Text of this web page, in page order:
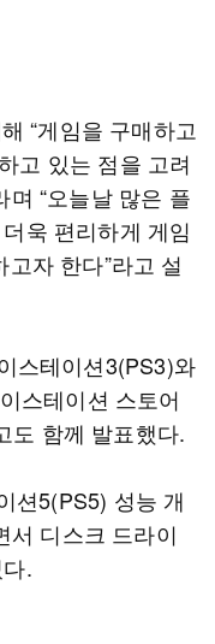
“게임을 구매하고
고 있는 점을 고려
며 “오늘날 많은 플
욱 편리하게 게임
자 한다”라고 설
스테이션3(PS3)와
스테이션 스토어
도 함께 발표했다.
션5(PS5) 성능 개
서 디스크 드라이
.